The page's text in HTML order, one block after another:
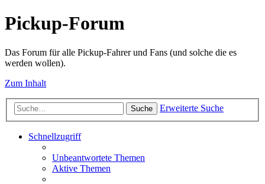
Pickup-Forum
Das Forum für alle Pickup-Fahrer und Fans (und solche die es
werden wollen).
Zum Inhalt
Suche Erweiterte Suche
Schnellzugriff
Unbeantwortete Themen
Aktive Themen